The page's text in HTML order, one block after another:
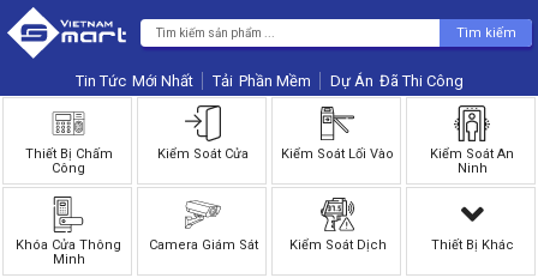
Tìm kiếm
Tin Tức Phần Mềm Dự Án
Thiết Bị Chấm
Công
Kiểm Soát Cửa Kiểm Soát Lối Vào
Kiểm Soát An
Ninh
Khóa Cửa Thông
Minh
Camera Giám Sát Kiểm Soát Dịch Thiết Bị Khác